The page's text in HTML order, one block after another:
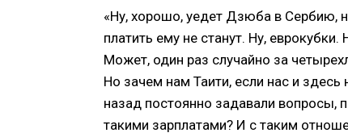
«Ну, хорошо, уедет Дзюба в Сербию,
платить ему не станут. Ну,
Может, один раз случайно за
Но зачем нам Таити, если нас и
назад постоянно задавали вопросы,
такими зарплатами? И с таким